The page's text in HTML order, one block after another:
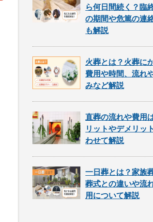
ら何日間続く？臨
の期間や危篤の連
も解説
火葬とは？火葬に
費用や時間、流れ
みなど解説
直葬の流れや費用
リットやデメリッ
わせて解説
一日葬とは？家族
葬式との違いや流
用について解説